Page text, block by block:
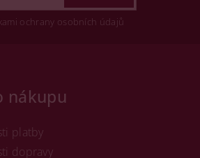
ochrany osobních údajů
nákupu
platby
dopravy